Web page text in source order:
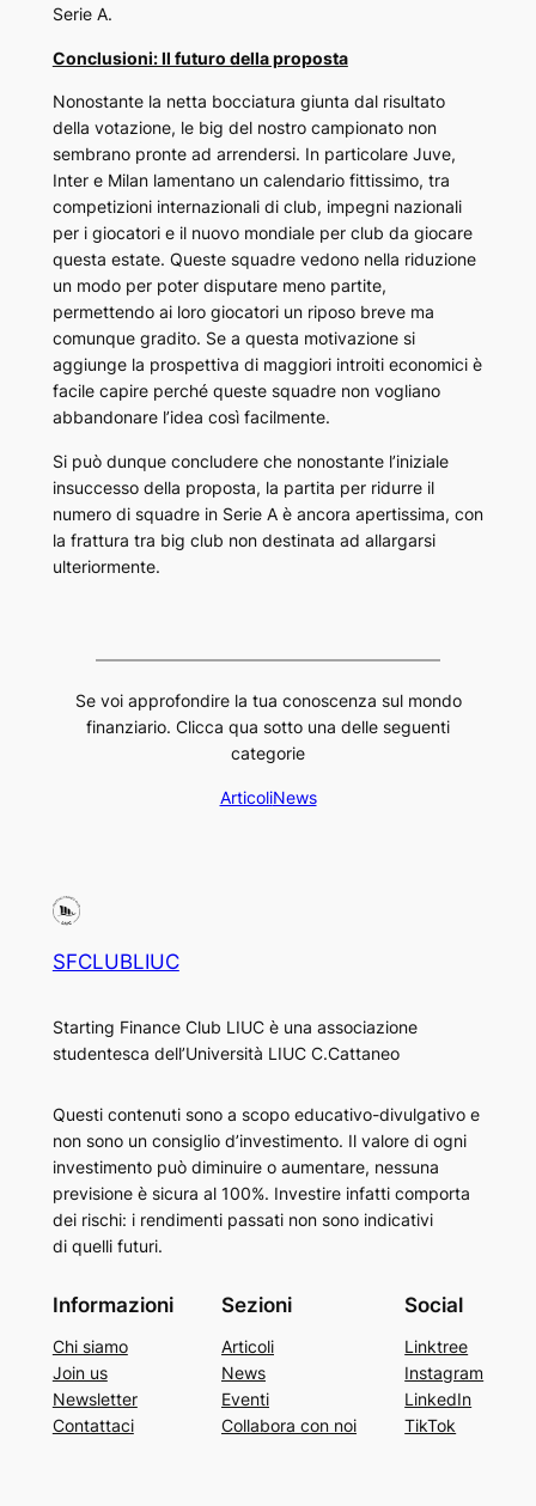
Serie A.
Conclusioni: Il futuro della proposta
Nonostante la netta bocciatura giunta dal risultato
della votazione, le big del nostro campionato non
sembrano pronte ad arrendersi. In particolare Juve,
Inter e Milan lamentano un calendario fittissimo, tra
competizioni internazionali di club, impegni nazionali
per i giocatori e il nuovo mondiale per club da giocare
questa estate. Queste squadre vedono nella riduzione
un modo per poter disputare meno partite,
permettendo ai loro giocatori un riposo breve ma
comunque gradito. Se a questa motivazione si
aggiunge la prospettiva di maggiori introiti economici è
facile capire perché queste squadre non vogliano
abbandonare l’idea così facilmente.
Si può dunque concludere che nonostante l’iniziale
insuccesso della proposta, la partita per ridurre il
numero di squadre in Serie A è ancora apertissima, con
la frattura tra big club non destinata ad allargarsi
ulteriormente.
Se voi approfondire la tua conoscenza sul mondo
finanziario. Clicca qua sotto una delle seguenti
categorie
ArticoliNews
SFCLUBLIUC
Starting Finance Club LIUC è una associazione
studentesca dell’Università LIUC C.Cattaneo
Questi contenuti sono a scopo educativo-divulgativo e
non sono un consiglio d’investimento. Il valore di ogni
investimento può diminuire o aumentare, nessuna
previsione è sicura al 100%. Investire infatti comporta
dei rischi: i rendimenti passati non sono indicativi
di quelli futuri.
Informazioni
Chi siamo
Join us
Newsletter
Contattaci
Sezioni
Articoli
News
Eventi
Collabora con noi
Social
Linktree
Instagram
LinkedIn
TikTok